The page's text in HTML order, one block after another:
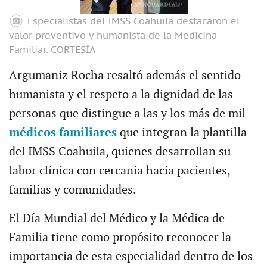
Especialistas del IMSS Coahuila destacaron el
valor preventivo y humanista de la Medicina
Familiar. CORTESÍA
Argumaniz Rocha resaltó además el sentido
humanista y el respeto a la dignidad de las
personas que distingue a las y los más de mil
médicos familiaresque integran la plantilla
del IMSS Coahuila, quienes desarrollan su
labor clínica con cercanía hacia pacientes,
familias y comunidades.
El Día Mundial del Médico y la Médica de
Familia tiene como propósito reconocer la
importancia de esta especialidad dentro de los